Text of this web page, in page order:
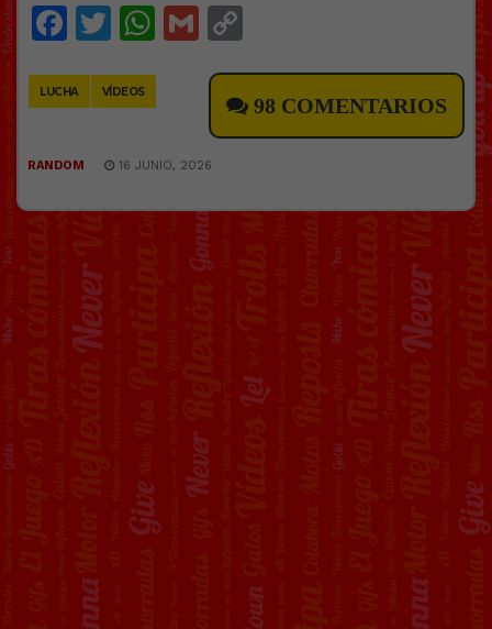
Facebook
Twitter
WhatsApp
Gmail
LUCHA VÍDEOS
98 COMENTARIOS
RANDOM 16 JUNIO, 2026